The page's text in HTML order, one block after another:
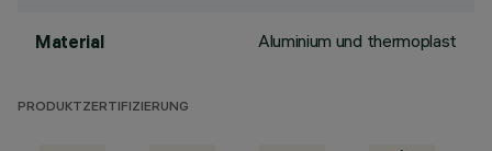
Material Aluminium und thermoplast
PRODUKTZERTIFIZIERUNG